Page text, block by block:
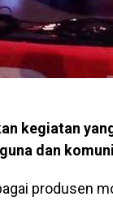
kegiatan
dan
produsen